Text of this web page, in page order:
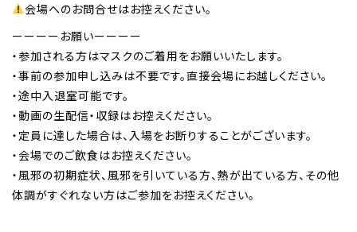
会場へのお問合せはお控えください。
ーーーーお願いーーーー
・参加される方はマスクのご着用をお願いいたします。
・事前の参加申し込みは不要です。直接会場にお越しください。
・途中入退室可能です。
・動画の生配信・収録はお控えください。
・定員に達した場合は、入場をお断りすることがございます。
・会場でのご飲食はお控えください。
・風邪の初期症状、風邪を引いている方、熱が出ている方、その他
体調がすぐれない方はご参加をお控えください。